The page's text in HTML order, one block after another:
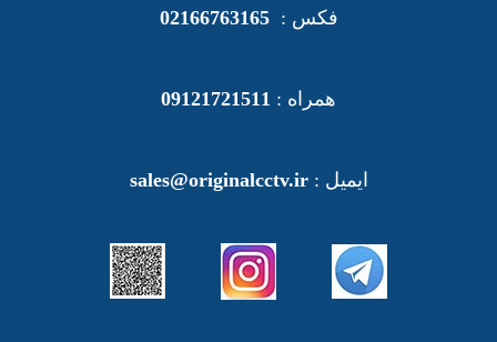
فکس :02166763165
همراه : 09121721511
ایمیل :sales@originalcctv.ir